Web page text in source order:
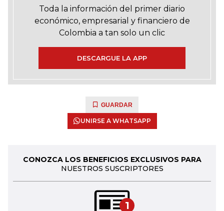
Toda la información del primer diario
económico, empresarial y financiero de
Colombia a tan solo un clic
DESCARGUE LA APP
GUARDAR
UNIRSE A WHATSAPP
CONOZCA LOS BENEFICIOS EXCLUSIVOS PARA
NUESTROS SUSCRIPTORES
1